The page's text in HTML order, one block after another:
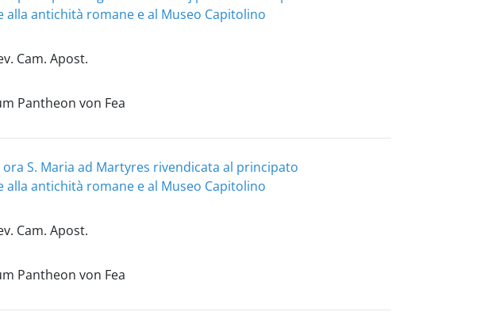
alla antichità romane e al Museo Capitolino
Cam. Apost.
Pantheon von Fea
S. Maria ad Martyres rivendicata al principato
alla antichità romane e al Museo Capitolino
Cam. Apost.
Pantheon von Fea